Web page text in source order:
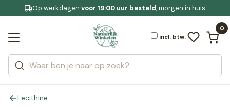
Gratis bezorging
Jouw bewuste leefstijl
Op werkdagenvoor 19:00 uur besteld, morgen in huis
incl. btw.
0
Zoeken
Categorieën
Merken
Bekijk alle resultaten
Lecithine